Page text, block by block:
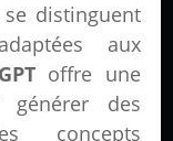
distinguent
aux
offre une
générer des
concepts